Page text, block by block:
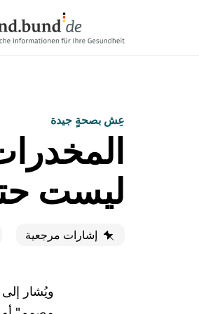
عِش بصحةٍ جيدة
ليست
إشارات مرجعية
ويُشار إلى